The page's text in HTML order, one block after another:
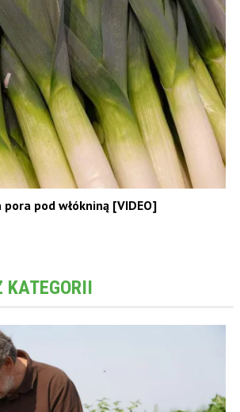
pod włókniną [VIDEO]
KATEGORII